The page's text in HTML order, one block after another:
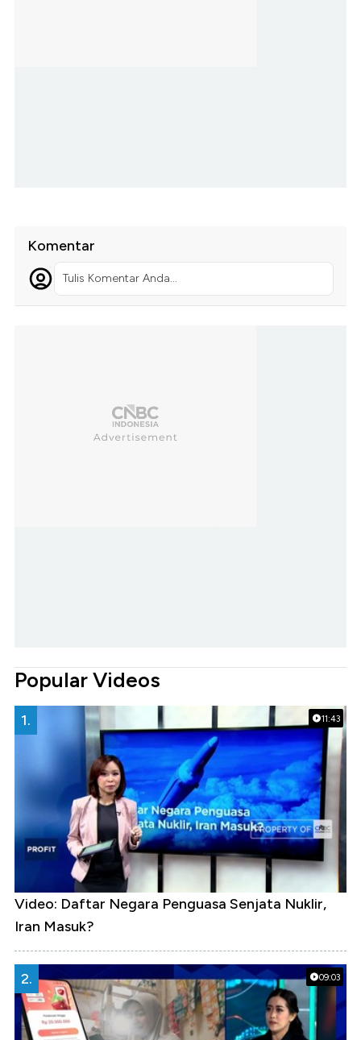
Komentar
Tulis Komentar Anda...
Popular Videos
11:43
1.
Video: Daftar Negara Penguasa Senjata Nuklir,
Iran Masuk?
09:03
2.